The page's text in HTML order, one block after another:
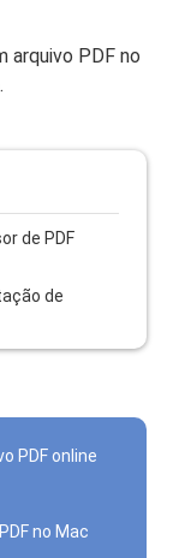
arquivo PDF no
de PDF
de
PDF online
no Mac